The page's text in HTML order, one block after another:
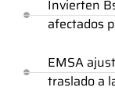
Invierten
afectados
EMSA
traslado a